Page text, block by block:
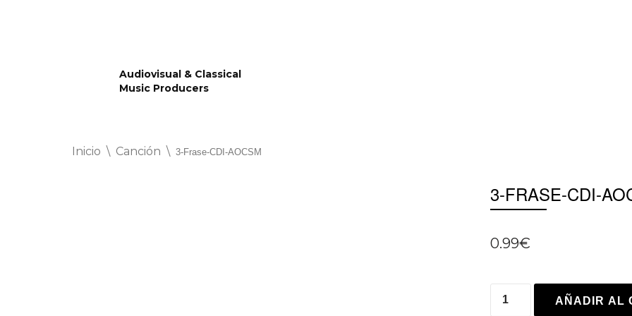
Audiovisual & Classical
Music Producers
Inicio \ Canción \ 3-Frase-CDI-AOCSM
3-FRASE-CDI-
0.99€
AÑADIR AL